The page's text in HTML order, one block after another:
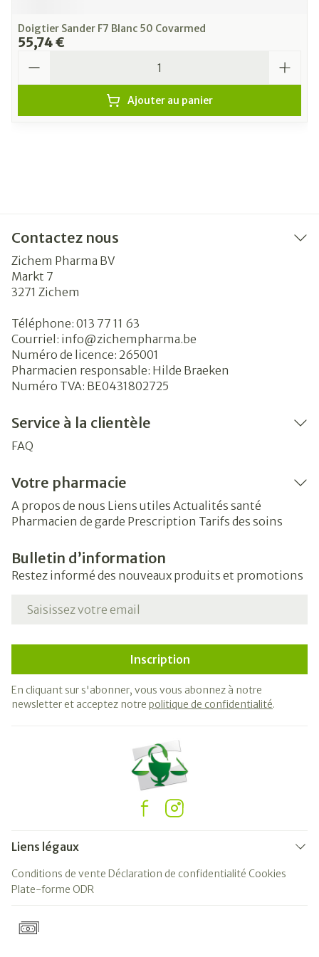
Doigtier Sander F7 Blanc 50 Covarmed
55,74 €
Ajouter au panier
Contactez nous
Zichem Pharma BV
Markt 7
3271 Zichem
Téléphone: 013 77 11 63
Courriel: info@zichempharma.be
Numéro de licence: 265001
Pharmacien responsable: Hilde Braeken
Numéro TVA: BE0431802725
Service à la clientèle
FAQ
Votre pharmacie
A propos de nous Liens utiles Actualités santé
Pharmacien de garde Prescription Tarifs des soins
Bulletin d’information
Restez informé des nouveaux produits et promotions
Adresse mail
Inscription
En cliquant sur s'abonner, vous vous abonnez à notre
newsletter et acceptez notre politique de confidentialité.
Liens légaux
Conditions de vente Déclaration de confidentialité Cookies
Plate-forme ODR